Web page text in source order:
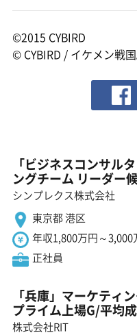
©2015 CYBIRD
© CYBIRD / イケメン戦
「ビジネスコンサル
ングチーム リーダー
シンプレクス株式会社
東京都 港区
年収1,800万円～3,000
正社員
「兵庫」マーケティ
プライム上場G/平均
株式会社RIT